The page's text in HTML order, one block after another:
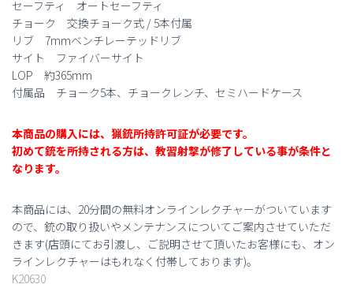
セーフティ オートセーフティ
チョーク 交換チョーク式 / 5本付属
リブ 7mmベンチレーテッドリブ
サイト ファイバーサイト
LOP 約365mm
付属品 チョーク5本、チョークレンチ、セミハードケース
本商品の購入には、猟銃所持許可証が必要です。
初めて銃を所持される方は、教習射撃が修了している事が条件と
なります。
本商品には、20分間の無料オンラインレクチャーがついています
ので、銃の取り扱いやメンテナンスについてご案内させていただ
きます(店頭にてお引渡し、ご説明させて頂いたお客様にも、オン
ラインレクチャーはもれなく付帯しております)。
K20630